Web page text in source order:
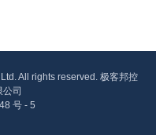
All rights reserved. 极客邦控
司
号 - 5